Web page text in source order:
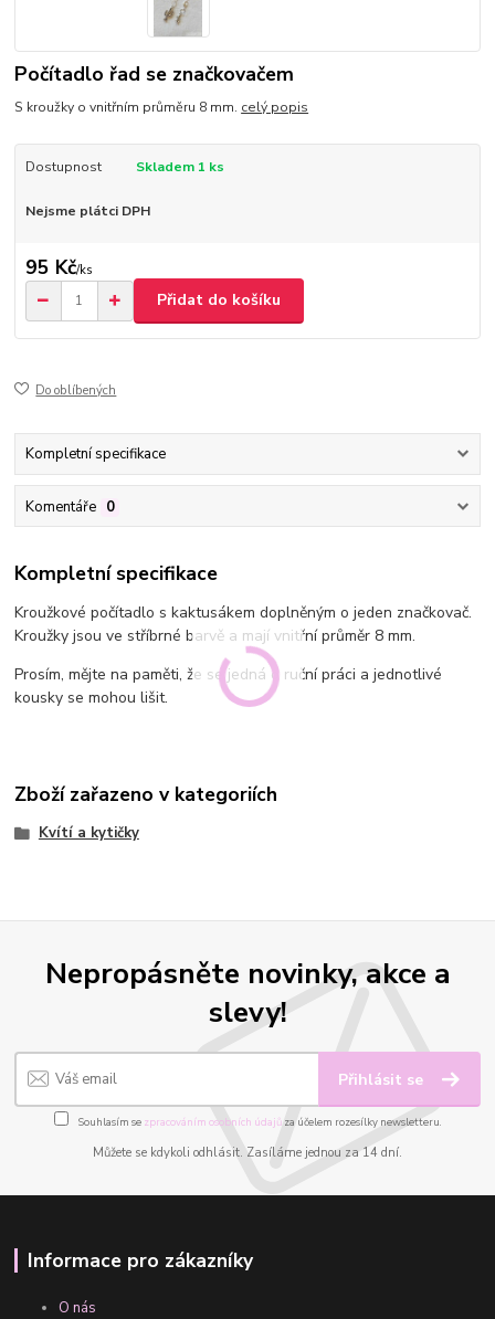
Počítadlo řad se značkovačem
S kroužky o vnitřním průměru 8 mm. celý popis
Dostupnost Skladem 1 ks
Nejsme plátci DPH
95 Kč/ks
Přidat do košíku
Do oblíbených
Kompletní specifikace
Komentáře 0
Kompletní specifikace
Kroužkové počítadlo s kaktusákem doplněným o jeden značkovač.
Kroužky jsou ve stříbrné barvě a mají vnitřní průměr 8 mm.
Prosím, mějte na paměti, že se jedná o ruční práci a jednotlivé
kousky se mohou lišit.
Zboží zařazeno v kategoriích
Kvítí a kytičky
Nepropásněte novinky, akce a
slevy!
Přihlásit se
Souhlasím se zpracováním osobních údajůza účelem rozesílky newsletteru.
Můžete se kdykoli odhlásit. Zasíláme jednou za 14 dní.
Informace pro zákazníky
O nás